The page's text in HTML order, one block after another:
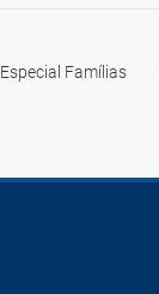
Especial Famílias